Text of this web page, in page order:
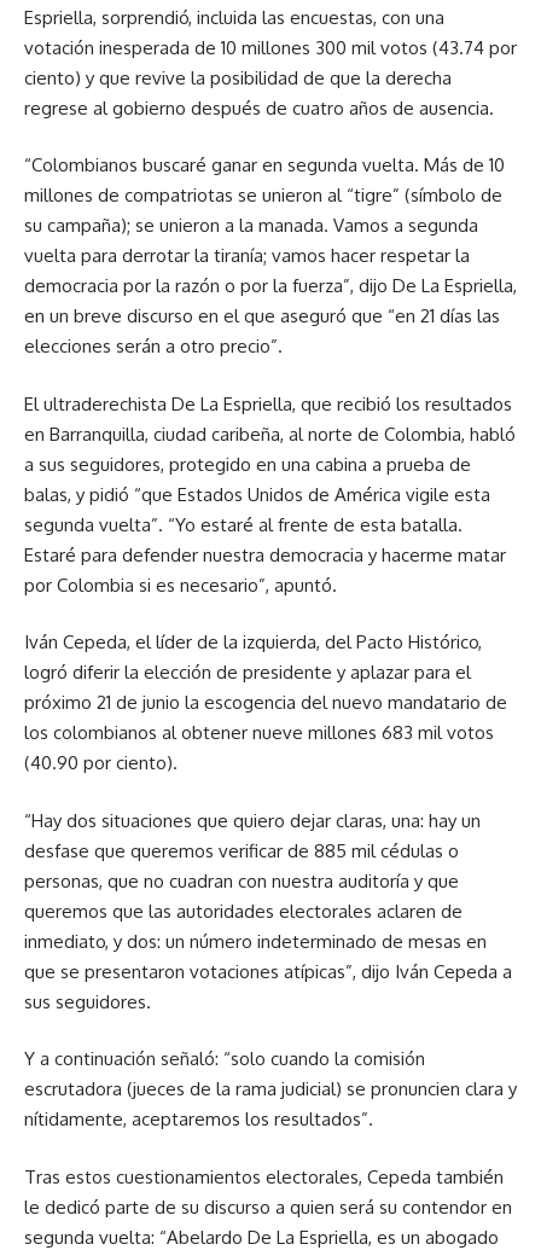
Espriella, sorprendió, incluida las encuestas, con una
votación inesperada de 10 millones 300 mil votos (43.74 por
ciento) y que revive la posibilidad de que la derecha
regrese al gobierno después de cuatro años de ausencia.
“Colombianos buscaré ganar en segunda vuelta. Más de 10
millones de compatriotas se unieron al “tigre” (símbolo de
su campaña); se unieron a la manada. Vamos a segunda
vuelta para derrotar la tiranía; vamos hacer respetar la
democracia por la razón o por la fuerza”, dijo De La Espriella,
en un breve discurso en el que aseguró que “en 21 días las
elecciones serán a otro precio”.
El ultraderechista De La Espriella, que recibió los resultados
en Barranquilla, ciudad caribeña, al norte de Colombia, habló
a sus seguidores, protegido en una cabina a prueba de
balas, y pidió “que Estados Unidos de América vigile esta
segunda vuelta”. “Yo estaré al frente de esta batalla.
Estaré para defender nuestra democracia y hacerme matar
por Colombia si es necesario”, apuntó.
Iván Cepeda, el líder de la izquierda, del Pacto Histórico,
logró diferir la elección de presidente y aplazar para el
próximo 21 de junio la escogencia del nuevo mandatario de
los colombianos al obtener nueve millones 683 mil votos
(40.90 por ciento).
“Hay dos situaciones que quiero dejar claras, una: hay un
desfase que queremos verificar de 885 mil cédulas o
personas, que no cuadran con nuestra auditoría y que
queremos que las autoridades electorales aclaren de
inmediato, y dos: un número indeterminado de mesas en
que se presentaron votaciones atípicas”, dijo Iván Cepeda a
sus seguidores.
Y a continuación señaló: “solo cuando la comisión
escrutadora (jueces de la rama judicial) se pronuncien clara y
nítidamente, aceptaremos los resultados”.
Tras estos cuestionamientos electorales, Cepeda también
le dedicó parte de su discurso a quien será su contendor en
segunda vuelta: “Abelardo De La Espriella, es un abogado